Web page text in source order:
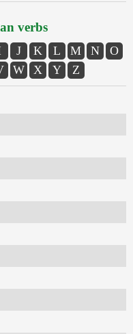
verbs
J K L M N
O
W X Y Z